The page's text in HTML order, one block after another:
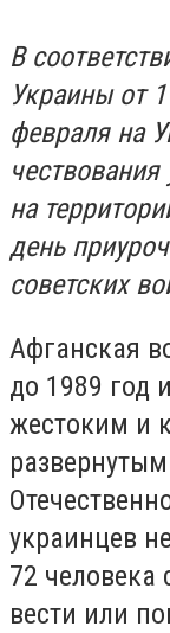
В
Украины от
февраля на
на
день
советских
Афганская
до 1989 год
жестоким и
украинцев
72
вести или